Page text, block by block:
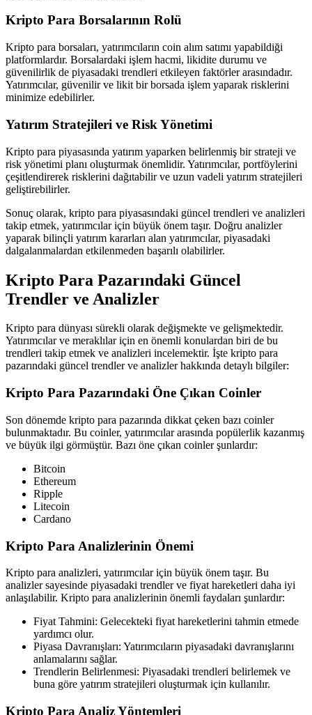
Kripto Para Borsalarının Rolü
Kripto para borsaları, yatırımcıların coin alım satımı yapabildiği
platformlardır. Borsalardaki işlem hacmi, likidite durumu ve
güvenilirlik de piyasadaki trendleri etkileyen faktörler arasındadır.
Yatırımcılar, güvenilir ve likit bir borsada işlem yaparak risklerini
minimize edebilirler.
Yatırım Stratejileri ve Risk Yönetimi
Kripto para piyasasında yatırım yaparken belirlenmiş bir strateji ve
risk yönetimi planı oluşturmak önemlidir. Yatırımcılar, portföylerini
çeşitlendirerek risklerini dağıtabilir ve uzun vadeli yatırım stratejileri
geliştirebilirler.
Sonuç olarak, kripto para piyasasındaki güncel trendleri ve analizleri
takip etmek, yatırımcılar için büyük önem taşır. Doğru analizler
yaparak bilinçli yatırım kararları alan yatırımcılar, piyasadaki
dalgalanmalardan etkilenmeden başarılı olabilirler.
Kripto Para Pazarındaki Güncel
Trendler ve Analizler
Kripto para dünyası sürekli olarak değişmekte ve gelişmektedir.
Yatırımcılar ve meraklılar için en önemli konulardan biri de bu
trendleri takip etmek ve analizleri incelemektir. İşte kripto para
pazarındaki güncel trendler ve analizler hakkında detaylı bilgiler:
Kripto Para Pazarındaki Öne Çıkan Coinler
Son dönemde kripto para pazarında dikkat çeken bazı coinler
bulunmaktadır. Bu coinler, yatırımcılar arasında popülerlik kazanmış
ve büyük ilgi görmüştür. Bazı öne çıkan coinler şunlardır:
Bitcoin
Ethereum
Ripple
Litecoin
Cardano
Kripto Para Analizlerinin Önemi
Kripto para analizleri, yatırımcılar için büyük önem taşır. Bu
analizler sayesinde piyasadaki trendler ve fiyat hareketleri daha iyi
anlaşılabilir. Kripto para analizlerinin önemli faydaları şunlardır:
Fiyat Tahmini: Gelecekteki fiyat hareketlerini tahmin etmede
yardımcı olur.
Piyasa Davranışları: Yatırımcıların piyasadaki davranışlarını
anlamalarını sağlar.
Trendlerin Belirlenmesi: Piyasadaki trendleri belirlemek ve
buna göre yatırım stratejileri oluşturmak için kullanılır.
Kripto Para Analiz Yöntemleri